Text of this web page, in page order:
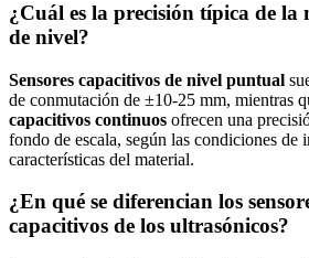
¿Cuál es la precisión típica de la
de nivel?
Sensores capacitivos de nivel puntual
de conmutación de ±10-25 mm, mientras
capacitivos continuos ofrecen una
fondo de escala, según las condiciones de
características del material.
¿En qué se diferencian los
capacitivos de los ultrasónicos?